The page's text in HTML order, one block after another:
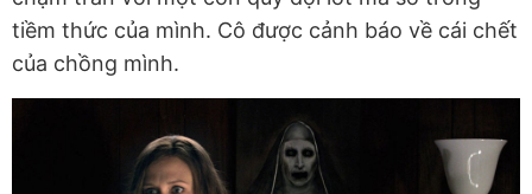
tiềm thức của mình. Cô được cảnh báo về cái chết
của chồng mình.